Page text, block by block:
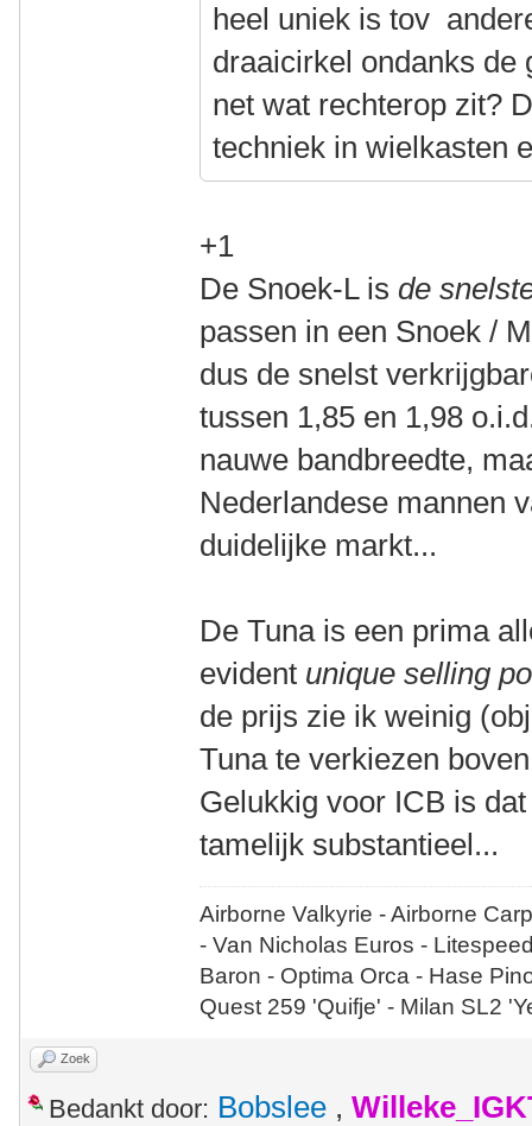
heel uniek is tov
draaicirkel ondanks de
net wat rechterop zit?
techniek in wielkasten
+1
De Snoek-L is de
passen in een Snoek /
dus de snelst
tussen 1,85 en 1,98
nauwe bandbreedte,
Nederlandese mannen
duidelijke markt...
De Tuna is een prima
evident unique selling
de prijs zie ik weinig
Tuna te verkiezen
Gelukkig voor ICB is
tamelijk substantieel...
Airborne Valkyrie - Airborne
- Van Nicholas Euros -
Baron - Optima Orca - Hase
Quest 259 'Quifje' - Milan SL2
Zoek
Bedankt door: Bobslee ,